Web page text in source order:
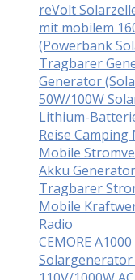
reVolt
mit mobilem
(Powerbank
Tragbarer
Generator
50W/100W
Lithium-
Reise
Mobile
Akku
Tragbarer
Mobile
Radio
CEMORE